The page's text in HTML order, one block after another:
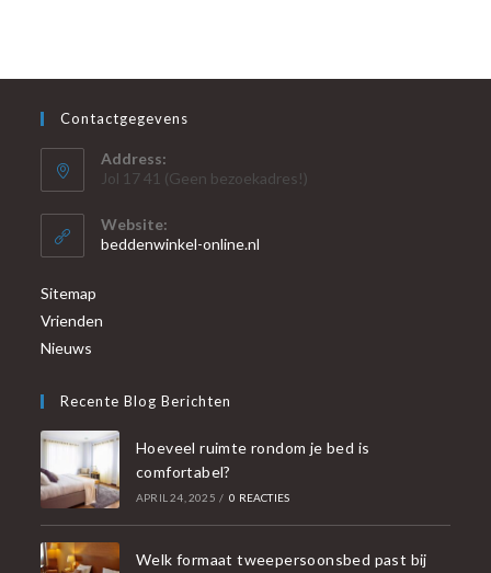
Contactgegevens
Address:
Jol 17 41 (Geen bezoekadres!)
Website:
beddenwinkel-online.nl
Sitemap
Vrienden
Nieuws
Recente Blog Berichten
Hoeveel ruimte rondom je bed is
comfortabel?
APRIL 24, 2025 / 0 REACTIES
Welk formaat tweepersoonsbed past bij